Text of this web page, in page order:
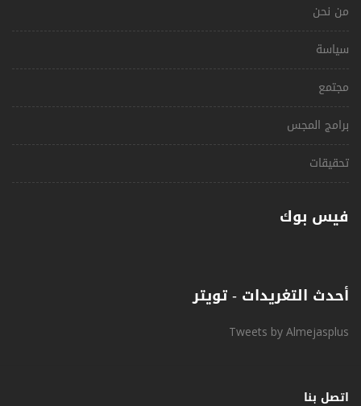
من نحن
سياسة
مجتمع
برامج المجس
تحقيقات
فيس بوك
أحدث التغريدات - تويتر
Tweets by Almejasplus
اتصل بنا